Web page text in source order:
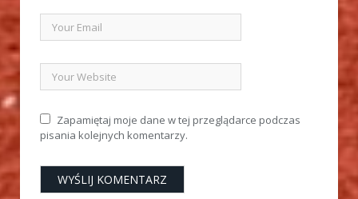
Zapamiętaj moje dane w tej przeglądarce podczas
pisania kolejnych komentarzy.